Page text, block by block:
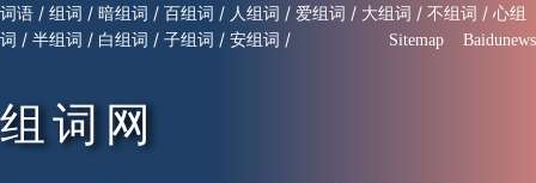
词语 / 组词 / 暗组词 / 百组词 / 人组词 / 爱组词 / 大组词 / 不组词 / 心组
词 / 半组词 / 白组词 / 子组词 / 安组词 / Sitemap Baidunews
组词网